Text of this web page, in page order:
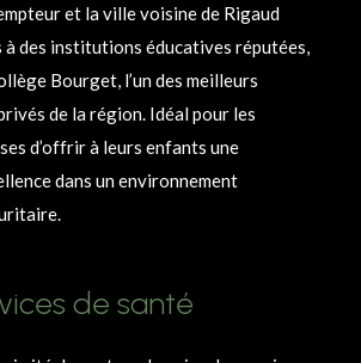
et la ville voisine de Rigaud
des institutions éducatives réputées,
Bourget, l’un des meilleurs
de la région. Idéal pour les
d’offrir à leurs enfants une
dans un environnement
de santé